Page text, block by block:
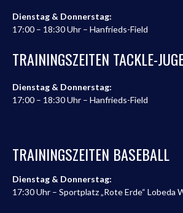
Dienstag & Donnerstag:
17:00 – 18:30 Uhr – Hanfrieds-Field
TRAININGSZEITEN TACKLE-
Dienstag & Donnerstag:
17:00 – 18:30 Uhr – Hanfrieds-Field
TRAININGSZEITEN BASEBALL
Dienstag & Donnerstag:
17:30 Uhr – Sportplatz „Rote Erde“ Lobeda